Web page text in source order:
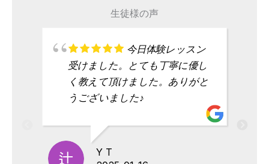
生徒様の声
今日体験レッスン
受けました。とても丁寧に優し
く教えて頂けました。ありがと
うございました♪
Y T